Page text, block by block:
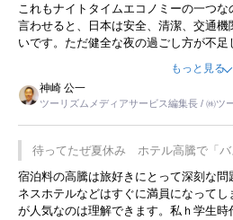
これもナイトタイムエコノミーの一つ
言わせると、日本は安全、清潔、交通
いです。ただ健全な夜の過ごし方が不
ような意味で、金曜夜にこのようなイベ
限らず外国人にとっても楽しみが増える
もっと見る
神崎 公一
ツーリズムメディアサービス編集長 / ㈱ツ
待ってたぜ夏休み ホテル高騰で「バ
宿泊料の高騰は旅好きにとって深刻な
ネスホテルなどはすぐに満員になって
が人気なのは理解できます。私ｈ学生